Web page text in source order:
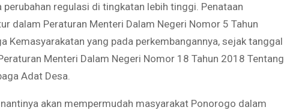
regulasi di tingkatan lebih tinggi. Penataan
dalam Peraturan Menteri Dalam Negeri Nomor 5 Tahun
Kemasyarakatan yang pada perkembangannya, sejak tanggal
Menteri Dalam Negeri Nomor 18 Tahun 2018 Tentang
Adat Desa.
akan mempermudah masyarakat Ponorogo dalam